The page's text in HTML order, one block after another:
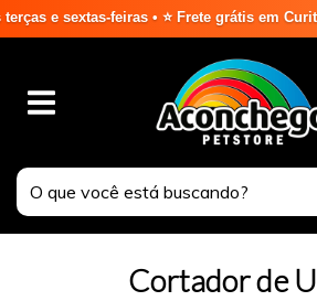
sextas-feiras • ⭐ Frete grátis em Curitiba
Cortador de